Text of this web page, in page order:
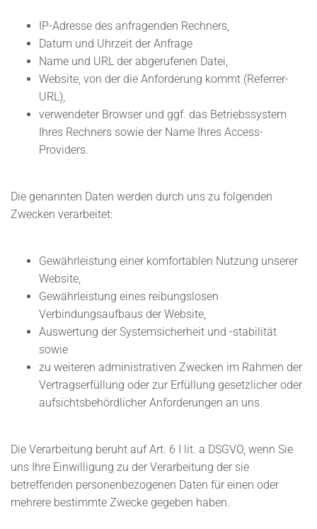
IP-Adresse des anfragenden Rechners,
Datum und Uhrzeit der Anfrage
Name und URL der abgerufenen Datei,
Website, von der die Anforderung kommt (Referrer-
URL),
verwendeter Browser und ggf. das Betriebssystem
Ihres Rechners sowie der Name Ihres Access-
Providers.
Die genannten Daten werden durch uns zu folgenden
Zwecken verarbeitet:
Gewährleistung einer komfortablen Nutzung unserer
Website,
Gewährleistung eines reibungslosen
Verbindungsaufbaus der Website,
Auswertung der Systemsicherheit und -stabilität
sowie
zu weiteren administrativen Zwecken im Rahmen der
Vertragserfüllung oder zur Erfüllung gesetzlicher oder
aufsichtsbehördlicher Anforderungen an uns.
Die Verarbeitung beruht auf Art. 6 I lit. a DSGVO, wenn Sie
uns Ihre Einwilligung zu der Verarbeitung der sie
betreffenden personenbezogenen Daten für einen oder
mehrere bestimmte Zwecke gegeben haben.